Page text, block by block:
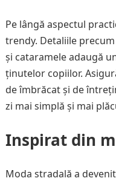
Pe lângă aspectul
trendy. Detaliile
și cataramele adaugă
ținutelor copiilor.
de îmbrăcat și de
zi mai simplă și mai
Inspirat din
Moda stradală a